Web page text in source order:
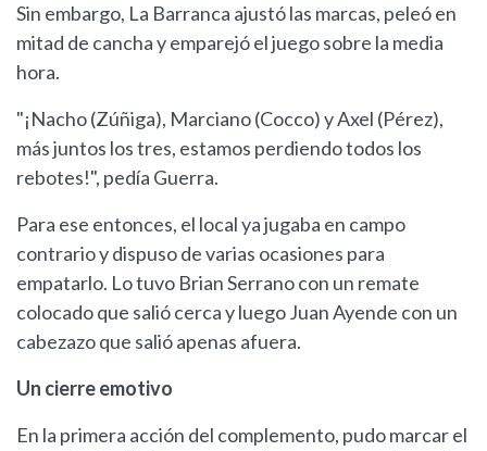
Sin embargo, La Barranca ajustó las marcas, peleó en
mitad de cancha y emparejó el juego sobre la media
hora.
"¡Nacho (Zúñiga), Marciano (Cocco) y Axel (Pérez),
más juntos los tres, estamos perdiendo todos los
rebotes!", pedía Guerra.
Para ese entonces, el local ya jugaba en campo
contrario y dispuso de varias ocasiones para
empatarlo. Lo tuvo Brian Serrano con un remate
colocado que salió cerca y luego Juan Ayende con un
cabezazo que salió apenas afuera.
Un cierre emotivo
En la primera acción del complemento, pudo marcar el